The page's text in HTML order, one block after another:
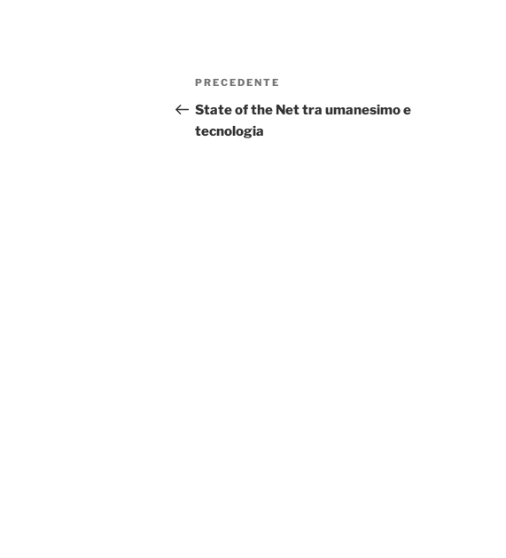
Navigazione
articoli
Articolo
precedente:
PRECEDENTE
State of the Net tra umanesimo e
tecnologia